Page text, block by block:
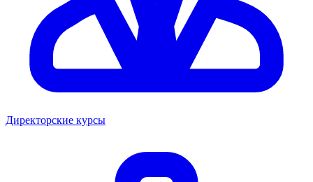
Директорские курсы